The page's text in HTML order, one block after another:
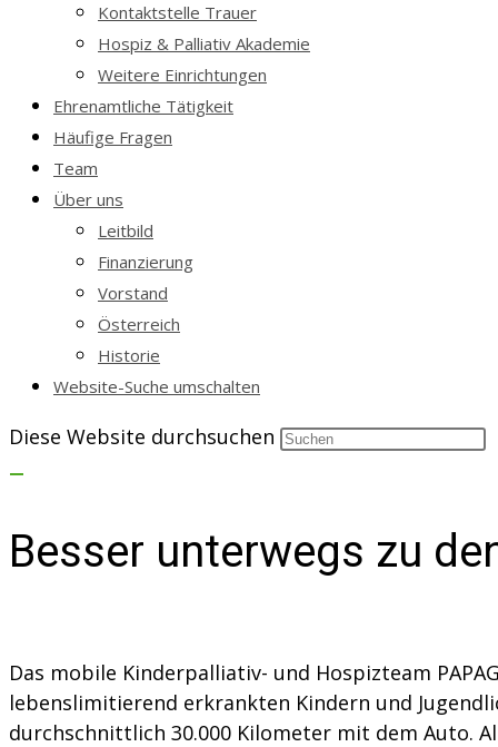
Kontaktstelle Trauer
Hospiz & Palliativ Akademie
Weitere Einrichtungen
Ehrenamtliche Tätigkeit
Häufige Fragen
Team
Über uns
Leitbild
Finanzierung
Vorstand
Österreich
Historie
Website-Suche umschalten
Diese Website durchsuchen
Besser unterwegs zu
Das mobile Kinderpalliativ- und Hospizteam
lebenslimitierend erkrankten Kindern und
durchschnittlich 30.000 Kilometer mit dem Auto.